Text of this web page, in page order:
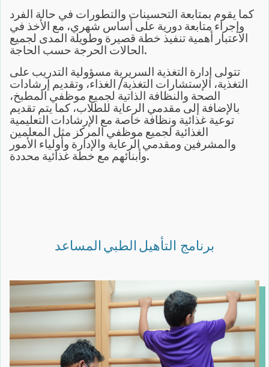
كما يقوم بمتابعة التحسينات والتطورات في حالة الفرد
وإجراء متابعة دورية على أساس شهري، مع الأخذ في
الاعتبار أهمية تنفيذ خطة قصيرة وطويلة المدى لجميع
الحالات الحرجة حسب الحاجة.
تتولى إدارة التغذية السريرية مسؤولية التدريب على
التغذية، الإستشارات التغذية/ الغذاء، وتقديم إرشادات
الصحة والنظافة الذاتية لجميع موظفي المطبخ،
بالإضافة إلى مقدمي الرعاية للطلاب، كما يتم تقديم
توعية غذائية ونظافة خاصة مع الإرشادات التعليمية
الغذائية لجميع موظفي المركز مثل المعلمين
والمشرفين ومقدمي الرعاية والإدارة وأولياء الأمور
وأبنائهم مع خطة غذائية محددة.
برنامج التأهيل الطبي المساعد